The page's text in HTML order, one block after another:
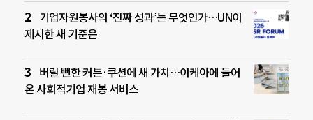
기업자원봉사의 ‘진짜 성과’는 무엇인가…UN이
제시한 새 기준은
버릴 뻔한 커튼·쿠션에 새 가치…이케아에 들어
온 사회적기업 재봉 서비스